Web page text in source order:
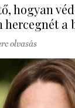
hogyan
a
olvasás